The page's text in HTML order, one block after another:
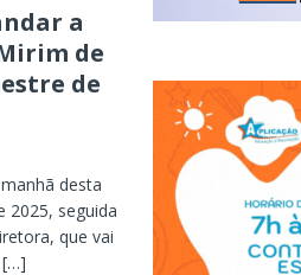
a
de
de
desta
2025, seguida
que vai
[…]